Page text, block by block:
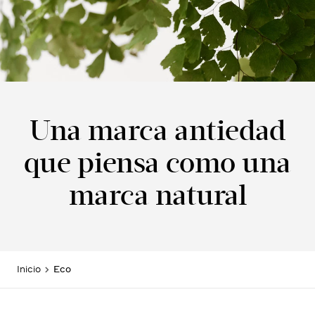
Una marca antiedad
que piensa como una
marca natural
Inicio Eco